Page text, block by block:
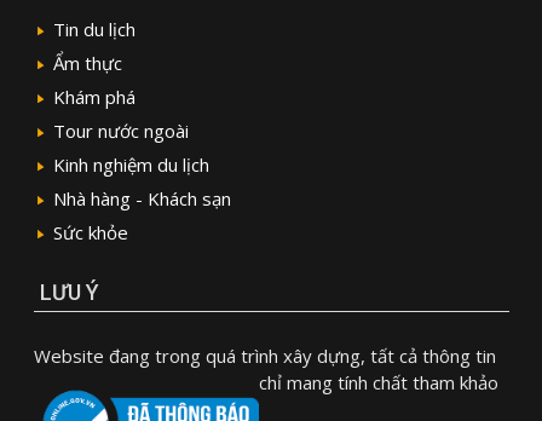
Tin du lịch
Ẩm thực
Khám phá
Tour nước ngoài
Kinh nghiệm du lịch
Nhà hàng - Khách sạn
Sức khỏe
LƯU Ý
Website đang trong quá trình xây dựng, tất cả thông tin
chỉ mang tính chất tham khảo